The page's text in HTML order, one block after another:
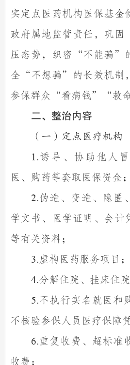
实定点医药机构医保基金
政府属地监管责任，巩固
压态势，织密“不能骗”
全“不想骗”的长效机制
参保群众“看病钱”“救
二、整治内容
（一）定点医疗机构
1.诱导、协助他人
医、购药等套取医保资金；
2.伪造、变造、隐匿
学文书、医学证明、会计
等有关资料；
3.虚构医药服务项目；
4.分解住院、挂床住院
5.不执行实名就医和
不核验参保人员医疗保障凭
6.重复收费、超标准
收费；